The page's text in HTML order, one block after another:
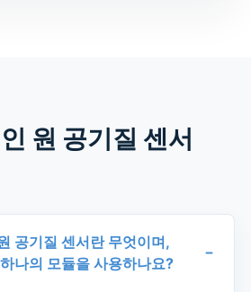
원 공기질 센서
공기질 센서란 무엇이며,
나의 모듈을 사용하나요?